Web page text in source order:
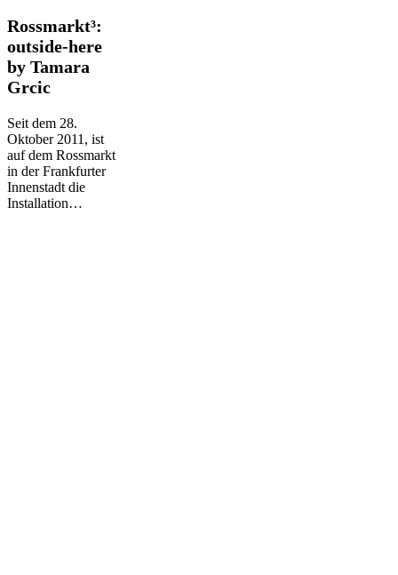
Rossmarkt³:
outside-
here
by
Tamara
Rossmarkt³:
outside-here
by Tamara
Grcic
Seit dem 28.
Oktober 2011, ist
auf dem Rossmarkt
in der Frankfurter
Innenstadt die
Installation…